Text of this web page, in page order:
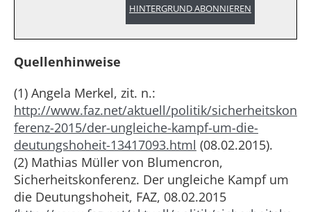
HINTERGRUND ABONNIEREN
Quellenhinweise
(1) Angela Merkel, zit. n.:
http://www.faz.net/aktuell/politik/sicherheitskon
ferenz-2015/der-ungleiche-kampf-um-die-
deutungshoheit-13417093.html (08.02.2015).
(2) Mathias Müller von Blumencron,
Sicherheitskonferenz. Der ungleiche Kampf um
die Deutungshoheit, FAZ, 08.02.2015